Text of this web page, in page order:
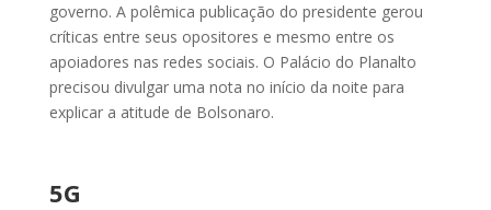
governo. A polêmica publicação do presidente gerou
críticas entre seus opositores e mesmo entre os
apoiadores nas redes sociais. O Palácio do Planalto
precisou divulgar uma nota no início da noite para
explicar a atitude de Bolsonaro.
5G